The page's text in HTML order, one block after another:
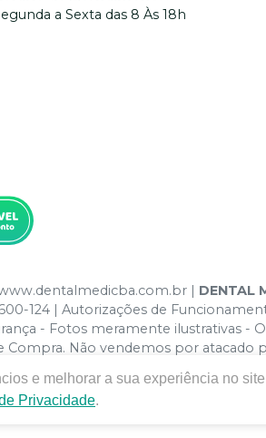
a Sexta das 8 Às 18h
| DENTAL
124 | Autorizações de
- Fotos meramente ilustrativas
Compra. Não vendemos por
e melhorar a sua experiência no
Privacidade.